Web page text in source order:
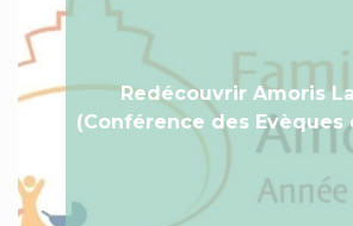
Redécouvrir Amoris
(Conférence des Evèques